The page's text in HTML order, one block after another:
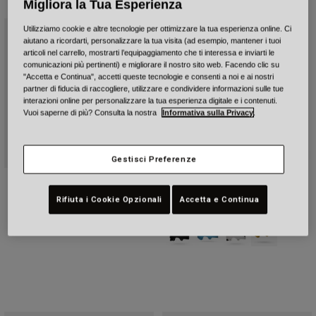
Price reduced from
€ 230.96 Price reduced from
€ 54.95to € 38.46
Migliora la Tua Esperienza
Utilizziamo cookie e altre tecnologie per ottimizzare la tua esperienza online. Ci
aiutano a ricordarti, personalizzare la tua visita (ad esempio, mantener i tuoi
articoli nel carrello, mostrarti l’equipaggiamento che ti interessa e inviarti le
comunicazioni più pertinenti) e migliorare il nostro sito web. Facendo clic su
"Accetta e Continua", accetti queste tecnologie e consenti a noi e ai nostri
partner di fiducia di raccogliere, utilizzare e condividere informazioni sulle tue
interazioni online per personalizzare la tua esperienza digitale e i contenuti.
Vuoi saperne di più? Consulta la nostra
Informativa sulla Privacy.
Gestisci Preferenze
Rifiuta i Cookie Opzionali Accetta e Continua